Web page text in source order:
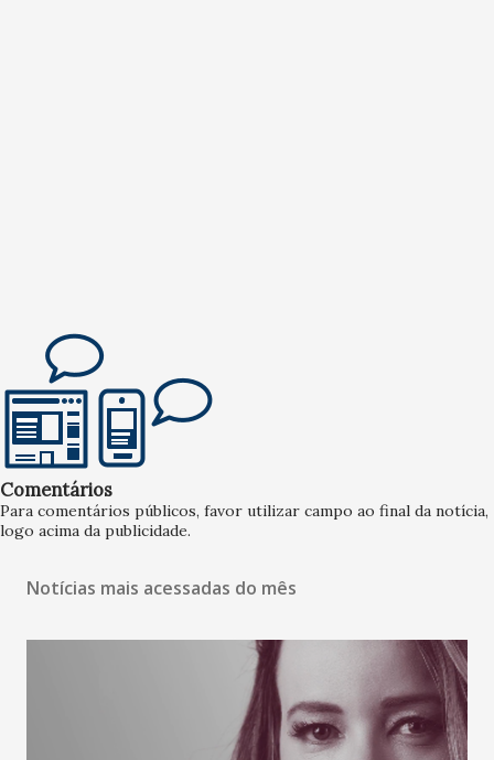
Comentários
Para comentários públicos, favor utilizar campo ao final da notícia,
logo acima da publicidade.
Notícias mais acessadas do mês